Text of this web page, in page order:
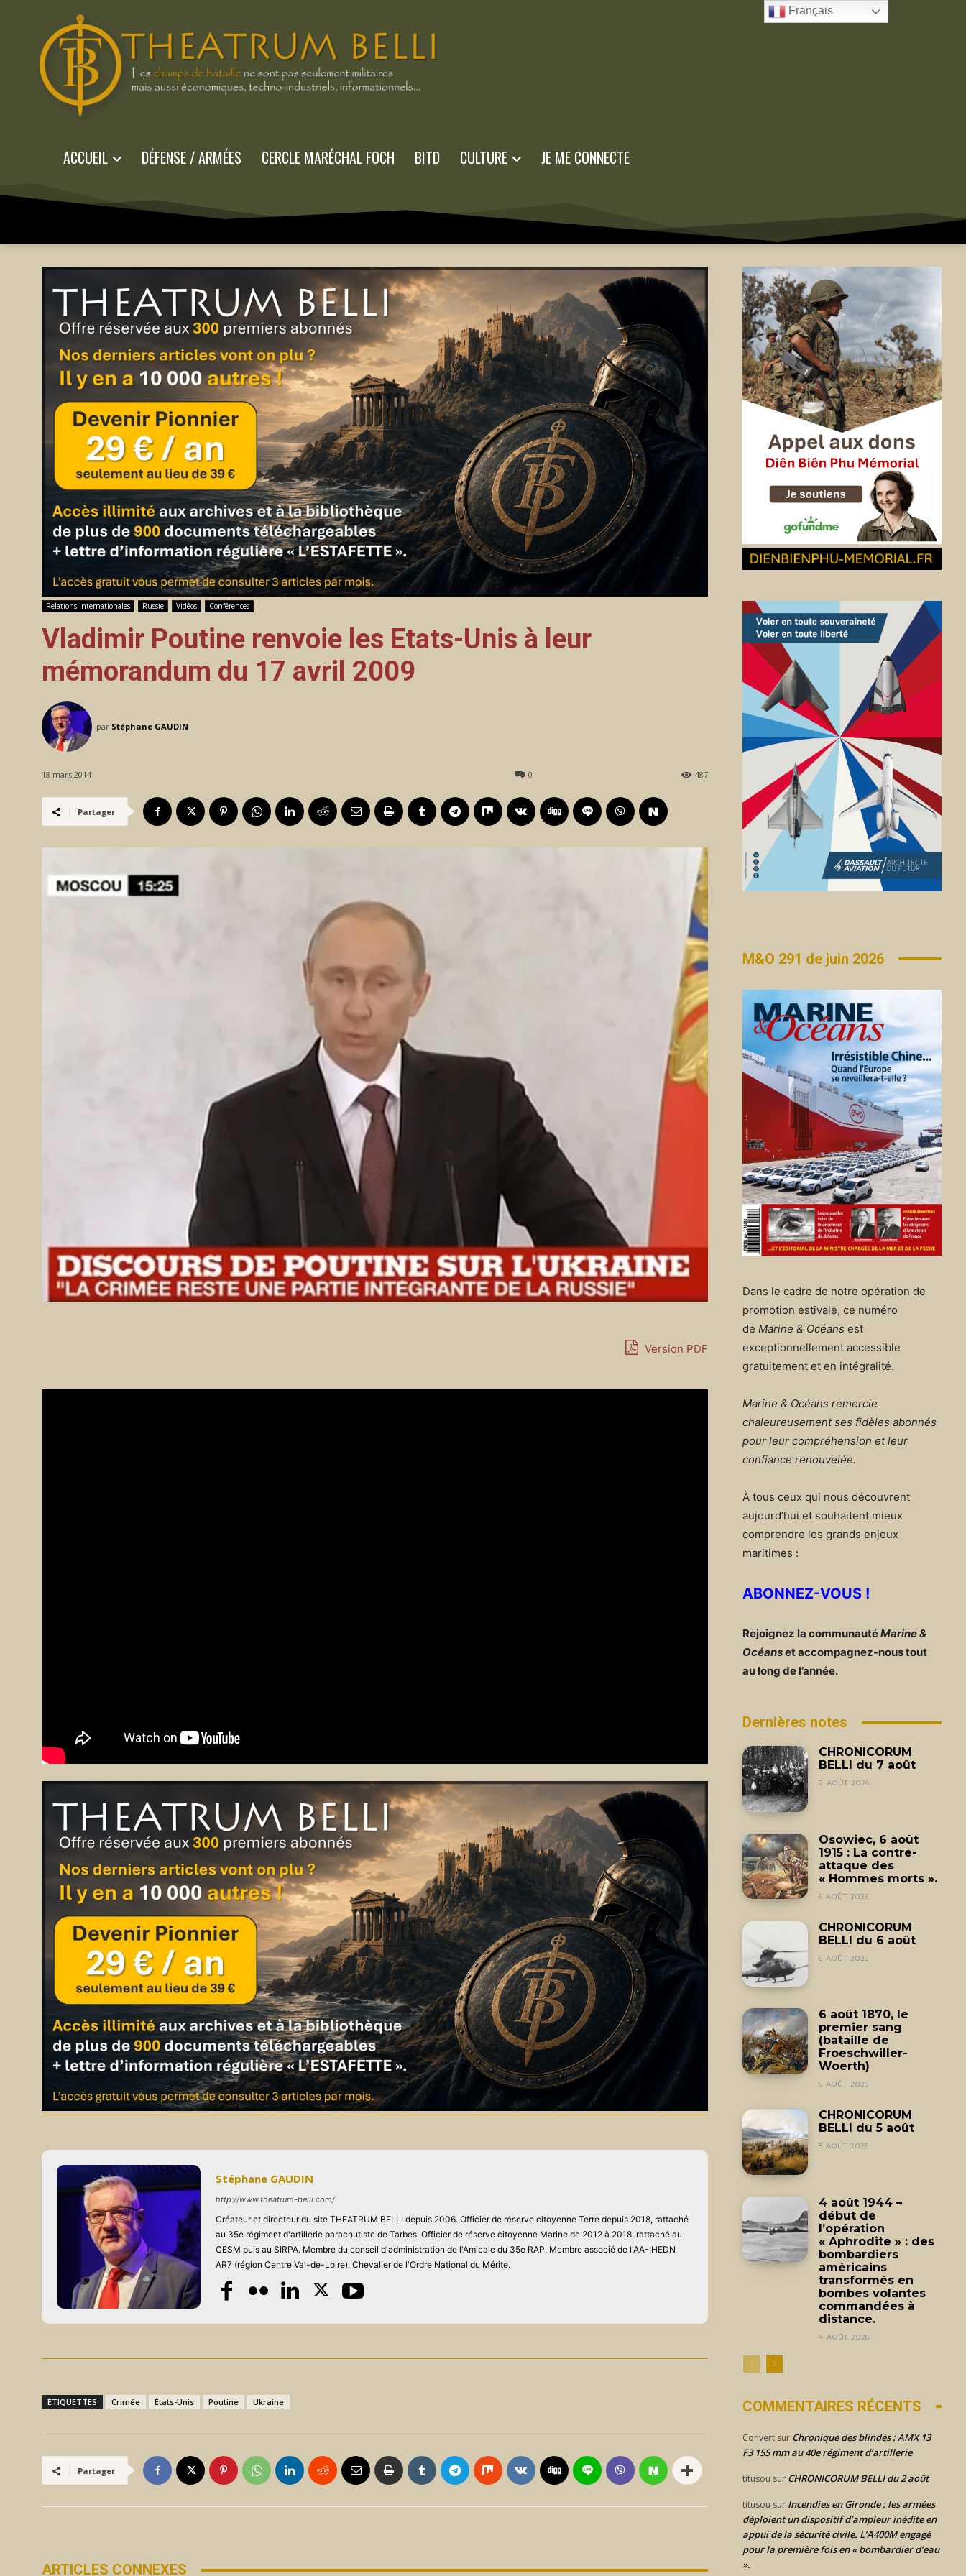
ACCUEIL DÉFENSE / ARMÉES CERCLE MARÉCHAL FOCH BITD CULTURE JE ME CONNECTE
Relations internationales Russie Vidéos Conférences
Vladimir Poutine renvoie les Etats-Unis à leur
mémorandum du 17 avril 2009
par Stéphane GAUDIN
18 mars 2014 0 487
Partager
Version PDF
Stéphane GAUDIN
http://www.theatrum-belli.com/
Créateur et directeur du site THEATRUM BELLI depuis 2006. Officier de réserve citoyenne Terre depuis 2018, rattaché
au 35e régiment d'artillerie parachutiste de Tarbes. Officier de réserve citoyenne Marine de 2012 à 2018, rattaché au
CESM puis au SIRPA. Membre du conseil d'administration de l'Amicale du 35e RAP. Membre associé de l'AA-IHEDN
AR7 (région Centre Val-de-Loire). Chevalier de l'Ordre National du Mérite.
ÉTIQUETTES Crimée États-Unis Poutine Ukraine
Partager
ARTICLES CONNEXES
M&O 291 de juin 2026
Dans le cadre de notre opération de
promotion estivale, ce numéro
de Marine & Océans est
exceptionnellement accessible
gratuitement et en intégralité.
Marine & Océans remercie
chaleureusement ses fidèles abonnés
pour leur compréhension et leur
confiance renouvelée.
À tous ceux qui nous découvrent
aujourd’hui et souhaitent mieux
comprendre les grands enjeux
maritimes :
ABONNEZ-VOUS !
Rejoignez la communautéMarine &
Océanset accompagnez-nous tout
au long de l’année.
Dernières notes
CHRONICORUM
BELLI du 7 août
7 AOÛT 2026
Osowiec, 6 août
1915 : La contre-
attaque des
« Hommes morts ».
6 AOÛT 2026
CHRONICORUM
BELLI du 6 août
6 AOÛT 2026
6 août 1870, le
premier sang
(bataille de
Froeschwiller-
Woerth)
6 AOÛT 2026
CHRONICORUM
BELLI du 5 août
5 AOÛT 2026
4 août 1944 –
début de
l’opération
« Aphrodite » : des
bombardiers
américains
transformés en
bombes volantes
commandées à
distance.
4 AOÛT 2026
COMMENTAIRES RÉCENTS
Convert sur Chronique des blindés : AMX 13
F3 155 mm au 40e régiment d’artillerie
titusou sur CHRONICORUM BELLI du 2 août
titusou sur Incendies en Gironde : les armées
déploient un dispositif d’ampleur inédite en
appui de la sécurité civile. L’A400M engagé
pour la première fois en « bombardier d’eau
».
Français